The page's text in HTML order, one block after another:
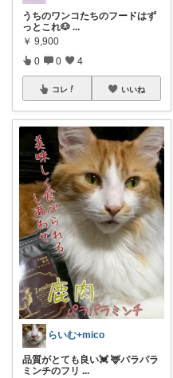
うちのワンコたちのフードはず
っとこれ🐶 ...
￥ 9,900
0 0 4
コレ いいね
らいむ+mico
品質がとても良い💓 🦌パラパラ
ミンチのフリ ...